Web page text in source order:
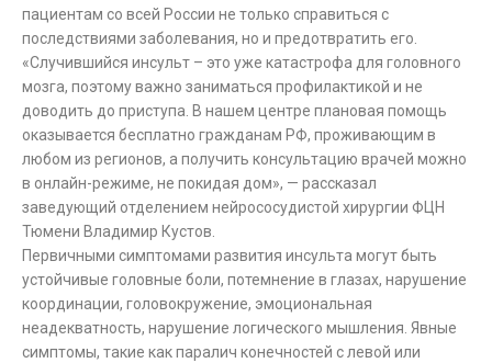
пациентам со всей России не только справиться с
последствиями заболевания, но и предотвратить его.
«Случившийся инсульт – это уже катастрофа для головного
мозга, поэтому важно заниматься профилактикой и не
доводить до приступа. В нашем центре плановая помощь
оказывается бесплатно гражданам РФ, проживающим в
любом из регионов, а получить консультацию врачей можно
в онлайн-режиме, не покидая дом», — рассказал
заведующий отделением нейрососудистой хирургии ФЦН
Тюмени Владимир Кустов.
Первичными симптомами развития инсульта могут быть
устойчивые головные боли, потемнение в глазах, нарушение
координации, головокружение, эмоциональная
неадекватность, нарушение логического мышления. Явные
симптомы, такие как паралич конечностей с левой или